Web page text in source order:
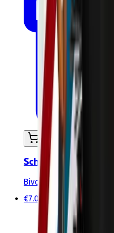
In mijn winkelwagen
Scheerstaaf - 90g
Bivouak
€7.00